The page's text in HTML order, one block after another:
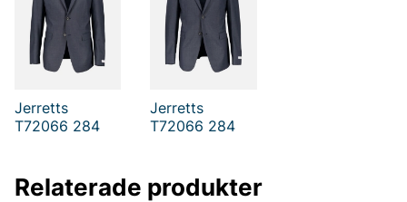
Jerretts
T72066 284
Jerretts
T72066 284
Relaterade produkter